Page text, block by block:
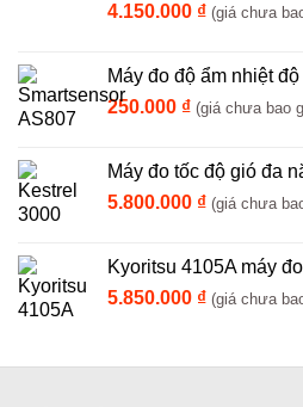
4.150.000 ₫ (giá chưa
Máy đo độ ẩm nhiệt
250.000 ₫ (giá chưa bao
Máy đo tốc độ gió đa
5.800.000 ₫ (giá chưa
Kyoritsu 4105A máy
5.850.000 ₫ (giá chưa